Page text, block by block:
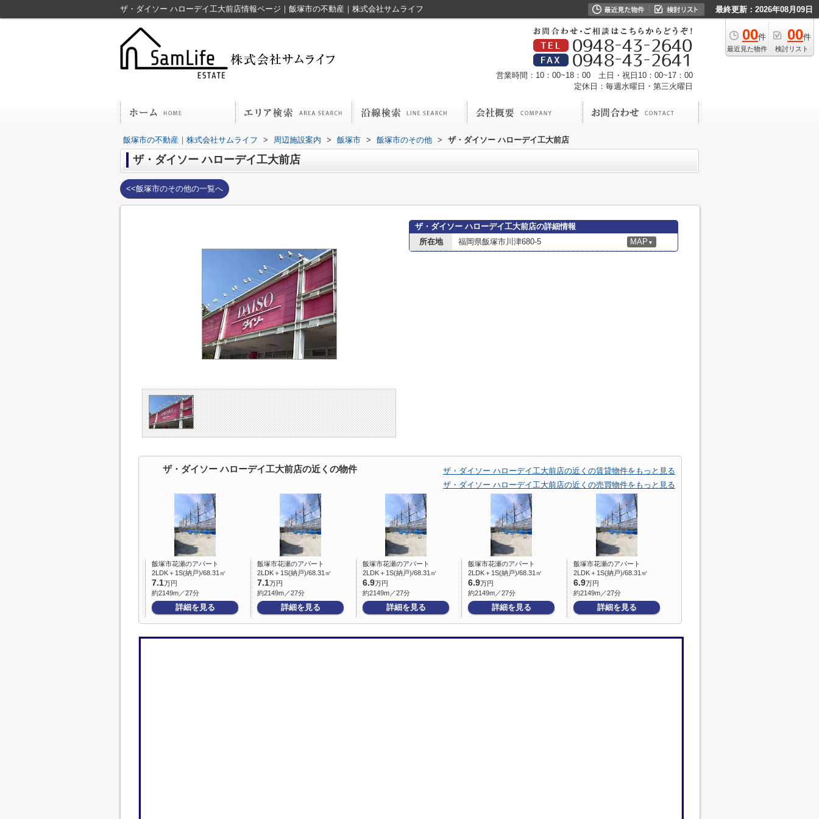
ザ・ダイソー ハローデイ工大前店情報ページ｜飯塚市の不動産｜株式会社サムライフ 最終更新：2026年08月09日
00件
最近見た物件
00件
検討リスト
営業時間：10：00~18：00 土日・祝日10：00~17：00
定休日：毎週水曜日・第三火曜日
飯塚市の不動産｜株式会社サムライフ > 周辺施設案内 > 飯塚市 > 飯塚市のその他 > ザ・ダイソー ハローデイ工大前店
ザ・ダイソー ハローデイ工大前店
<<飯塚市のその他の一覧へ
ザ・ダイソー ハローデイ工大前店の詳細情報
所在地
福岡県飯塚市川津680-5 MAP ▼
ザ・ダイソー ハローデイ工大前店の近くの物件
ザ・ダイソー ハローデイ工大前店の近くの賃貸物件をもっと見る
ザ・ダイソー ハローデイ工大前店の近くの売買物件をもっと見る
飯塚市花瀬のアパート
2LDK＋1S(納戸)/68.31㎡
7.1万円
約2149m／27分
詳細を見る
飯塚市花瀬のアパート
2LDK＋1S(納戸)/68.31㎡
7.1万円
約2149m／27分
詳細を見る
飯塚市花瀬のアパート
2LDK＋1S(納戸)/68.31㎡
6.9万円
約2149m／27分
詳細を見る
飯塚市花瀬のアパート
2LDK＋1S(納戸)/68.31㎡
6.9万円
約2149m／27分
詳細を見る
飯塚市花瀬のアパート
2LDK＋1S(納戸)/68.31㎡
6.9万円
約2149m／27分
詳細を見る